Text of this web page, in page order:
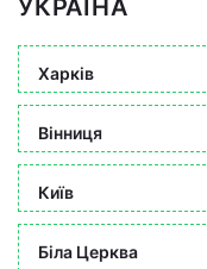
УКРАЇНА
Харків
Вінниця
Київ
Біла Церква